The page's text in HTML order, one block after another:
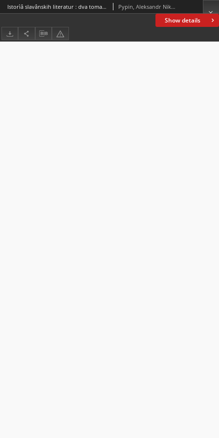
Show details
Istorìâ slavânskih literatur : dva toma. T. 1 Pypin, Aleksandr Nikolaevič (1833-1904)